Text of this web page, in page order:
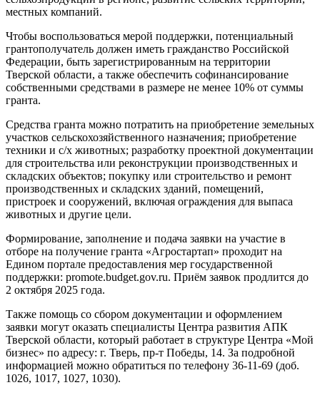
местных компаний.
Чтобы воспользоваться мерой поддержки, потенциальный
грантополучатель должен иметь гражданство Российской
Федерации, быть зарегистрированным на территории
Тверской области, а также обеспечить софинансирование
собственными средствами в размере не менее 10% от суммы
гранта.
Средства гранта можно потратить на приобретение земельных
участков сельскохозяйственного назначения; приобретение
техники и с/х животных; разработку проектной документации
для строительства или реконструкции производственных и
складских объектов; покупку или строительство и ремонт
производственных и складских зданий, помещений,
пристроек и сооружений, включая ограждения для выпаса
животных и другие цели.
Формирование, заполнение и подача заявки на участие в
отборе на получение гранта «Агростартап» проходит на
Едином портале предоставления мер государственной
поддержки: promote.budget.gov.ru. Приём заявок продлится до
2 октября 2025 года.
Также помощь со сбором документации и оформлением
заявки могут оказать специалисты Центра развития АПК
Тверской области, который работает в структуре Центра «Мой
бизнес» по адресу: г. Тверь, пр-т Победы, 14. За подробной
информацией можно обратиться по телефону 36-11-69 (доб.
1026, 1017, 1027, 1030).